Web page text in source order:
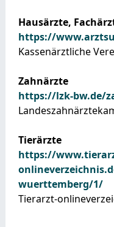
Hausärzte,
https://
Kassenärztliche
Zahnärzte
https://lzk-bw.de/
Tierärzte
https://
wuerttemberg/1/
Tierarzt-